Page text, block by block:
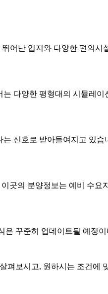
어난 입지와 다양한 편의시
다양한 평형대의 시뮬레이
신호로 받아들여지고 있습
곳의 분양정보는 예비 수요
은 꾸준히 업데이트될 예정
펴보시고, 원하시는 조건에